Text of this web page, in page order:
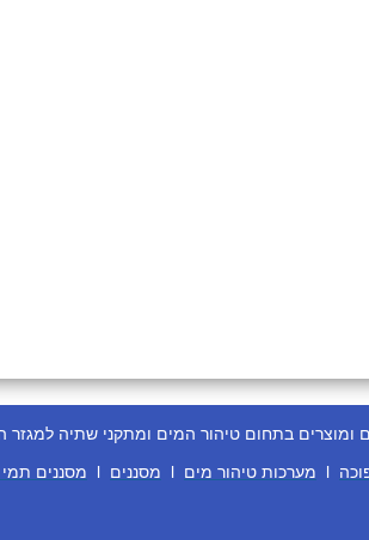
בתחום טיהור המים ומתקני שתיה למגזר
מערכות טיהור מים מסננים מסננים תמי 4